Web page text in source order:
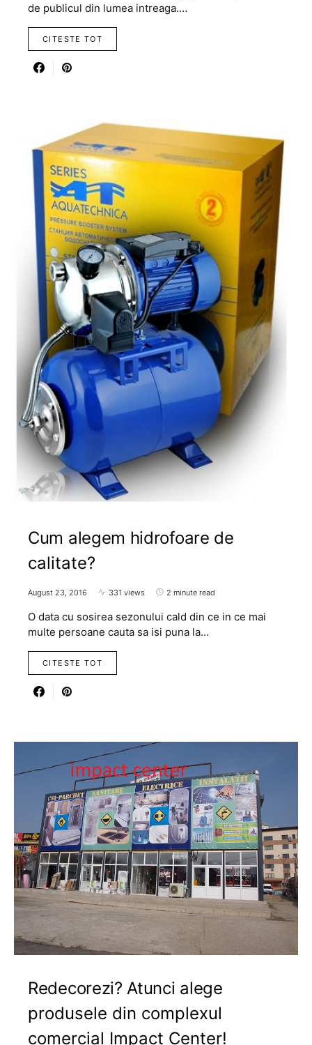
de publicul din lumea intreaga.…
CITESTE TOT
Cum alegem hidrofoare de
calitate?
August 23, 2016 331 views 2 minute read
O data cu sosirea sezonului cald din ce in ce mai
multe persoane cauta sa isi puna la…
CITESTE TOT
Redecorezi? Atunci alege
produsele din complexul
comercial Impact Center!